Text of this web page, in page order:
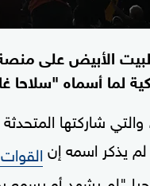
الأبيض على
لما أسماه
والتي شاركتها
يذكر اسمه إن